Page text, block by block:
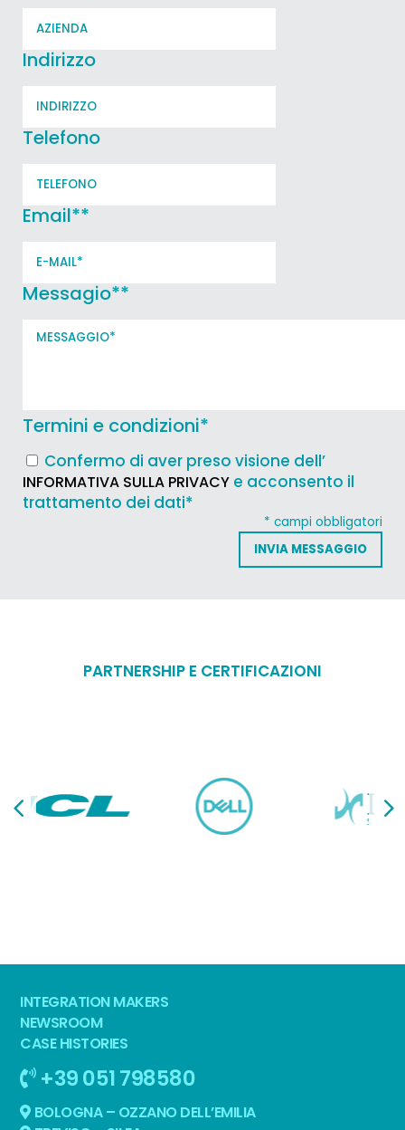
Indirizzo
Telefono
Email**
Messagio**
Termini e condizioni*
Confermo di aver preso visione dell’
INFORMATIVA SULLA PRIVACY e acconsento il
trattamento dei dati*
* campi obbligatori
PARTNERSHIP E CERTIFICAZIONI
INTEGRATION MAKERS
NEWSROOM
CASE HISTORIES
+39 051 798580
BOLOGNA – OZZANO DELL’EMILIA